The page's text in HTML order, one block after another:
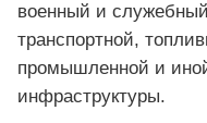
военный и
транспортной,
промышленной и
инфраструктуры.